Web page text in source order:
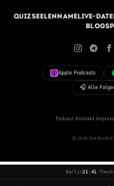
QuizSeelennameLive-
Blog
Apple Podcasts
🎧 Alle
Podcast·Kontakt·
© 2026
Berlin21:41 ·Tomsk